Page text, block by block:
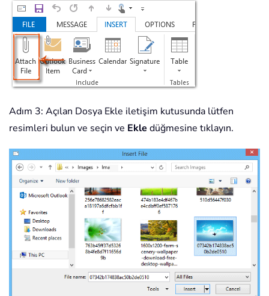
Adım 3: Açılan Dosya Ekle iletişim kutusunda lütfen
resimleri bulun ve seçin ve Ekle düğmesine tıklayın.